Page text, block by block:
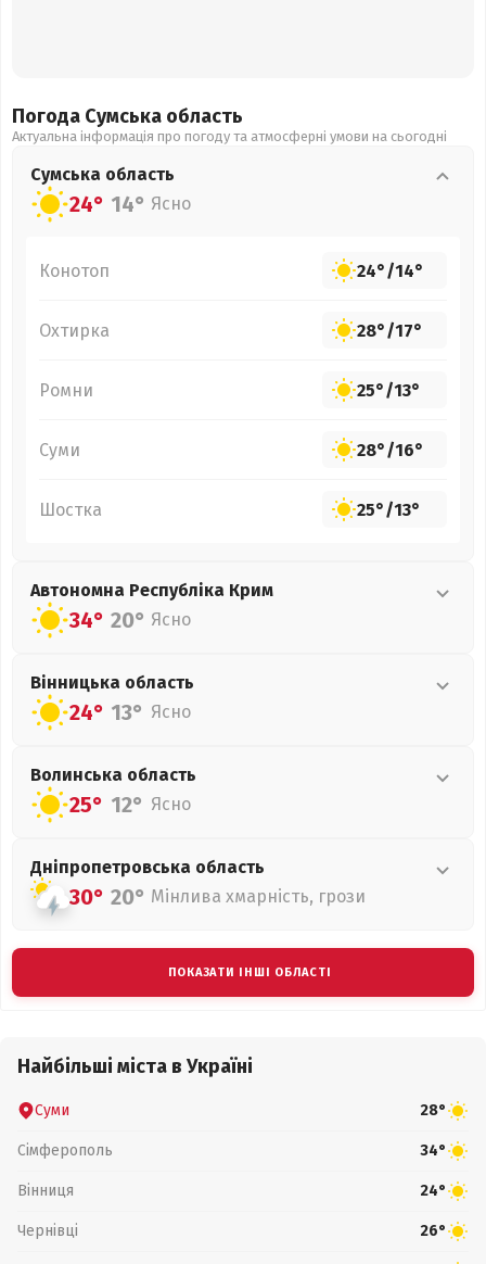
Погода Сумська область
Актуальна інформація про погоду та атмосферні умови на сьогодні
Сумська область
24° 14° Ясно
Конотоп 24°/14°
Охтирка 28°/17°
Ромни 25°/13°
Суми 28°/16°
Шостка 25°/13°
Автономна Республіка Крим
34° 20° Ясно
Вінницька область
24° 13° Ясно
Волинська область
25° 12° Ясно
Дніпропетровська область
30° 20° Мінлива хмарність, грози
ПОКАЗАТИ ІНШІ ОБЛАСТІ
Найбільші міста в Україні
Суми 28°
Сімферополь 34°
Вінниця 24°
Чернівці 26°